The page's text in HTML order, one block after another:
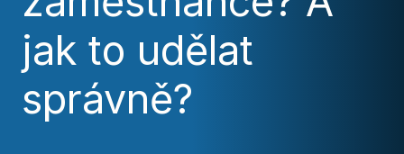
jak to udělat
správně?